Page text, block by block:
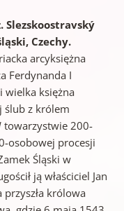
Slezskoostravský
Czechy.
arcyksiężna
Ferdynanda I
wielka księżna
ślub z królem
towarzystwie 200-
osobowej procesji
Śląski w
ją właściciel Jan
królowa